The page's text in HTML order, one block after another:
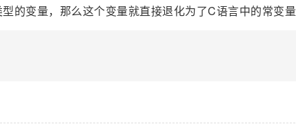
的变量，那么这个变量就直接退化为了C语言中的常变